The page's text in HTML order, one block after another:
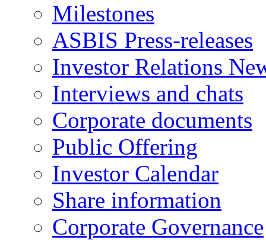
Milestones
ASBIS Press-releases
Investor Relations
Interviews and chats
Corporate documents
Public Offering
Investor Calendar
Share information
Corporate Governance